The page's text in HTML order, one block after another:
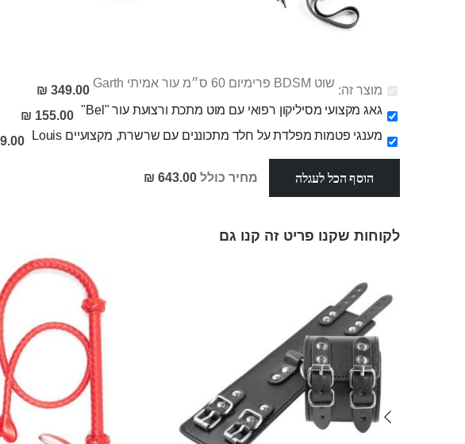
מוצר זה:
שוט BDSM פרימיום 60 ס״מ עור אמיתי Garth
349.00 ₪
גאג מקצועי מסיליקון רפואי עם מוט מתכת ורצועת עור "Bel"
155.00 ₪
מענגי פטמות מפלדת על חלד מתכוננים עם שרשרת, מקצועיים Louis
₪
הוסף הכל לעגלה מחיר כולל 643.00 ₪
לקוחות שקנו פריט זה קנו גם
carousel